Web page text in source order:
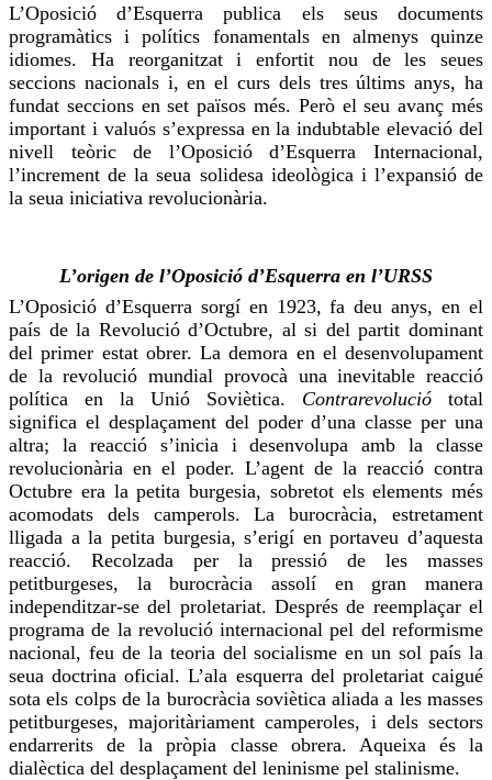
L’Oposició d’Esquerra publica els seus documents
programàtics i polítics fonamentals en almenys quinze
idiomes. Ha reorganitzat i enfortit nou de les seues
seccions nacionals i, en el curs dels tres últims anys, ha
fundat seccions en set països més. Però el seu avanç més
important i valuós s’expressa en la indubtable elevació del
nivell teòric de l’Oposició d’Esquerra Internacional,
l’increment de la seua solidesa ideològica i l’expansió de
la seua iniciativa revolucionària.
L’origen de l’Oposició d’Esquerra en l’URSS
L’Oposició d’Esquerra sorgí en 1923, fa deu anys, en el
país de la Revolució d’Octubre, al si del partit dominant
del primer estat obrer. La demora en el desenvolupament
de la revolució mundial provocà una inevitable reacció
política en la Unió Soviètica. Contrarevolució total
significa el desplaçament del poder d’una classe per una
altra; la reacció s’inicia i desenvolupa amb la classe
revolucionària en el poder. L’agent de la reacció contra
Octubre era la petita burgesia, sobretot els elements més
acomodats dels camperols. La burocràcia, estretament
lligada a la petita burgesia, s’erigí en portaveu d’aquesta
reacció. Recolzada per la pressió de les masses
petitburgeses, la burocràcia assolí en gran manera
independitzar-se del proletariat. Després de reemplaçar el
programa de la revolució internacional pel del reformisme
nacional, feu de la teoria del socialisme en un sol país la
seua doctrina oficial. L’ala esquerra del proletariat caigué
sota els colps de la burocràcia soviètica aliada a les masses
petitburgeses, majoritàriament camperoles, i dels sectors
endarrerits de la pròpia classe obrera. Aqueixa és la
dialèctica del desplaçament del leninisme pel stalinisme.